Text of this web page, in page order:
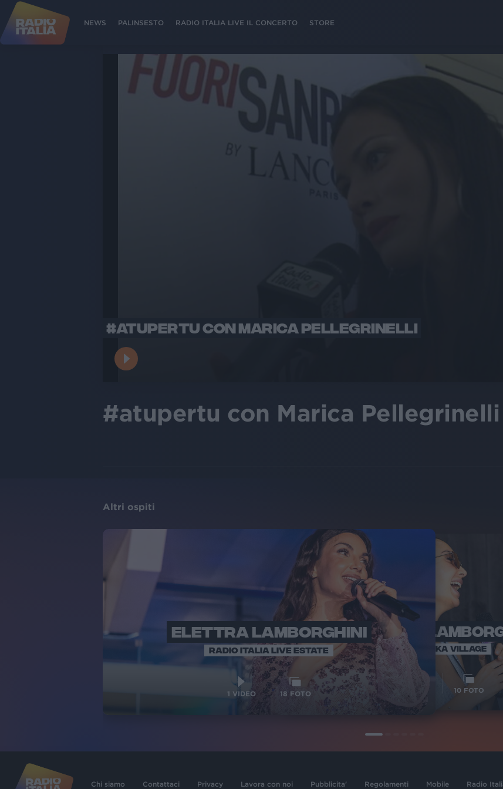
NEWS PALINSESTO RADIO ITALIA LIVE IL CONCERTO STORE
#ATUPERTU CON MARICA PELLEGRINELLI
#atupertu con Marica Pellegrinelli
Altri ospiti
ELETTRA LAMBORGHINI
RADIO ITALIA LIVE ESTATE
1 VIDEO 18 FOTO
ELETTRA
VOI TANKA VILLAGE
10 FOTO
Chi siamo Contattaci Privacy Lavora con noi Pubblicita' Regolamenti Mobile Radio